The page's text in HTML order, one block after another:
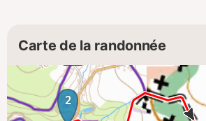
Carte de la randonnée
2